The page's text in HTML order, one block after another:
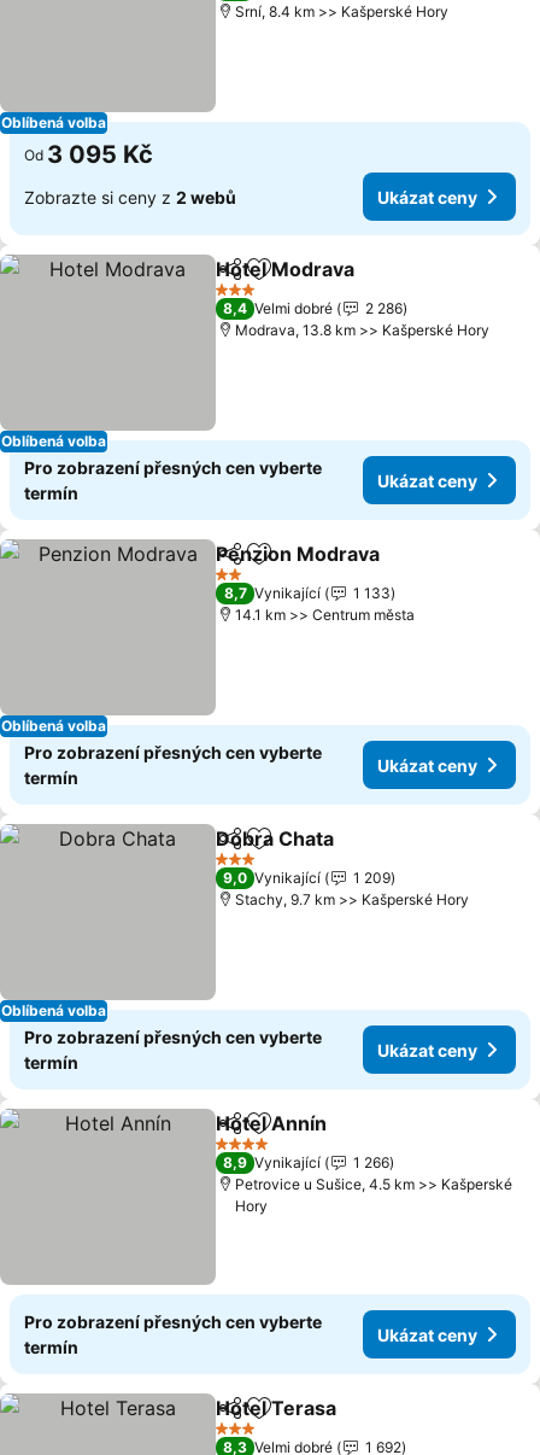
Oblíbená volba
Srní, 8.4 km >> Kašperské Hory
Od 3 095 Kč
Zobrazte si ceny z 2 webů Ukázat ceny
Oblíbená volba
SdíletPřidat na seznam oblíbených
Hotel Modrava
3 Počet hvězdiček
8,4 Velmi dobré
2 286
Modrava, 13.8 km >> Kašperské Hory
Pro zobrazení přesných cen vyberte
termín
Ukázat ceny
Oblíbená volba
SdíletPřidat na seznam oblíbených
Penzion Modrava
2 Počet hvězdiček
8,7 Vynikající
1 133
14.1 km >> Centrum města
Pro zobrazení přesných cen vyberte
termín
Ukázat ceny
Oblíbená volba
SdíletPřidat na seznam oblíbených
Dobra Chata
3 Počet hvězdiček
9,0 Vynikající
1 209
Stachy, 9.7 km >> Kašperské Hory
Pro zobrazení přesných cen vyberte
termín
Ukázat ceny
SdíletPřidat na seznam oblíbených
Hotel Annín
4 Počet hvězdiček
8,9 Vynikající
1 266
Petrovice u Sušice, 4.5 km >> Kašperské
Hory
Pro zobrazení přesných cen vyberte
termín
Ukázat ceny
SdíletPřidat na seznam oblíbených
Hotel Terasa
3 Počet hvězdiček
8,3 Velmi dobré 1 692